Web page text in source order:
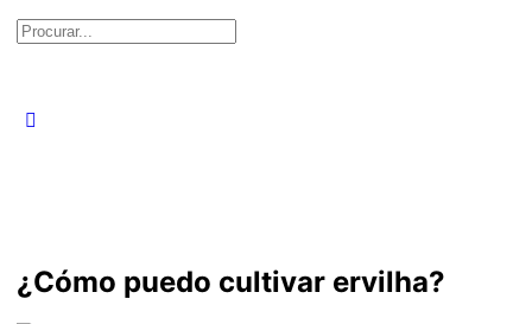
¿Cómo puedo cultivar ervilha?